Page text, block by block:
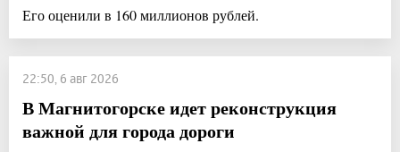
Его оценили в 160 миллионов рублей.
22:50, 6 авг 2026
В Магнитогорске идет реконструкция
важной для города дороги